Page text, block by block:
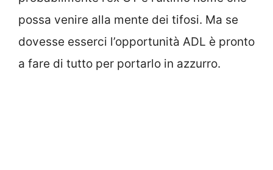
possa venire alla mente dei tifosi. Ma se
dovesse esserci l’opportunità ADL è pronto
a fare di tutto per portarlo in azzurro.